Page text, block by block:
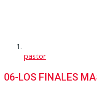
pastor
06-LOS FINALES